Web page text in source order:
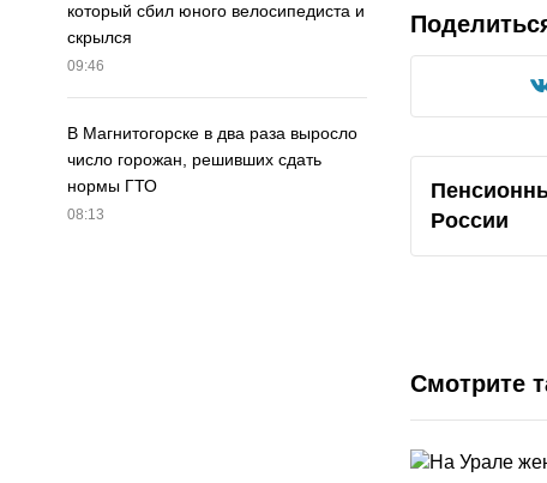
который сбил юного велосипедиста и
скрылся
09:46
В Магнитогорске в два раза выросло
число горожан, решивших сдать
нормы ГТО
08:13
России
Смотрите